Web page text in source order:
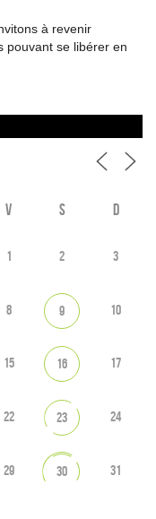
à revenir
pouvant se libérer en
V S D
1 2 3
8 9 10
15 16 17
22 23 24
29 30 31